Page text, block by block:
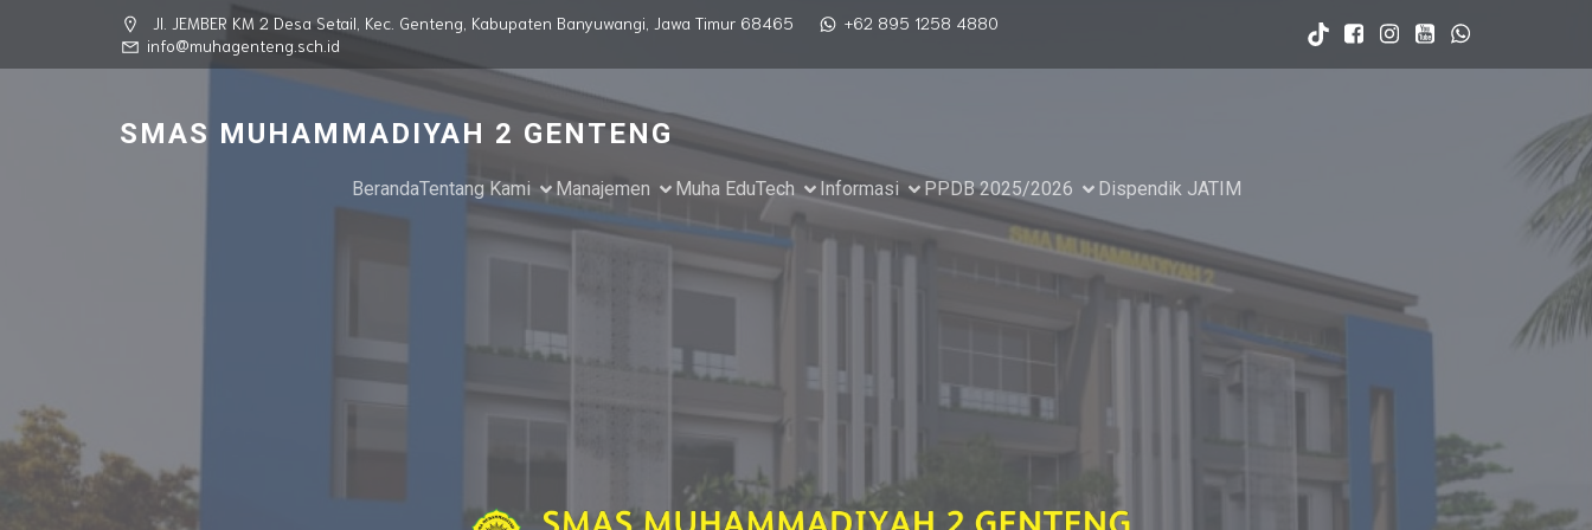
Jl. JEMBER KM 2 Desa Setail, Kec. Genteng, Kabupaten Banyuwangi, Jawa Timur 68465
+62 895 1258 4880
info@muhagenteng.sch.id
SMAS MUHAMMADIYAH 2 GENTENG
BerandaTentang Kami Manajemen Muha EduTech Informasi PPDB 2025/2026 Dispendik JATIM